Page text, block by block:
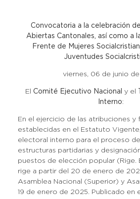
Convocatoria a la celebración
Abiertas Cantonales, así como a
Frente de Mujeres
Juventudes
viernes, 06 de junio
El Comité Ejecutivo Nacional y el
Interno:
En el ejercicio de las atribuciones y
establecidas en el Estatuto
electoral interno para el proceso
estructuras partidarias y
puestos de elección popular (Rige.
rige a partir del 20 de enero de
Asamblea Nacional (Superior) y
19 de enero de 2025. Publicado en